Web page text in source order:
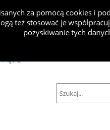
Projekty
za pomocą cookies i
też stosować je
pozyskiwanie tych